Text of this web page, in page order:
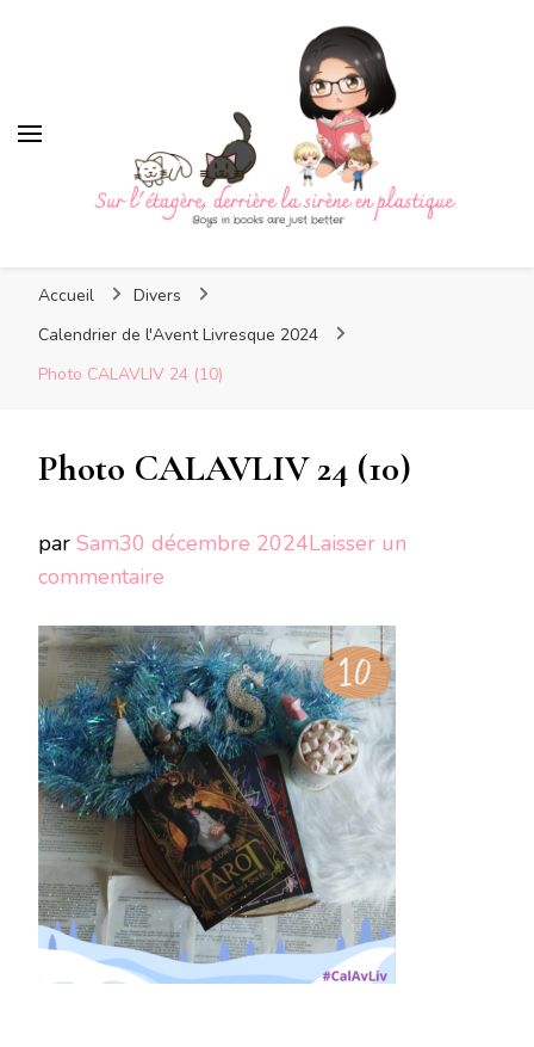
Sur l'étagère, derrière la
sirène en plastique
sirène en plastique
Accueil
Divers
Calendrier de l'Avent Livresque 2024
Photo CALAVLIV 24 (10)
Photo CALAVLIV 24 (10)
par Sam30 décembre 2024Laisser un
commentaire
CALAVLIV
24
(10)